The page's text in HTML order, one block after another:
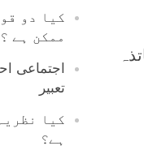
کیا دو
ممکن ہے ؟
اجتماعی
تعبیر
کیا
ہے؟